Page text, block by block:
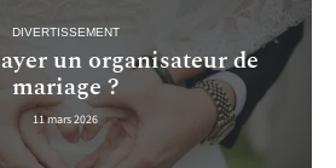
DIVERTISSEMENT
un organisateur de
mariage ?
11 mars 2026